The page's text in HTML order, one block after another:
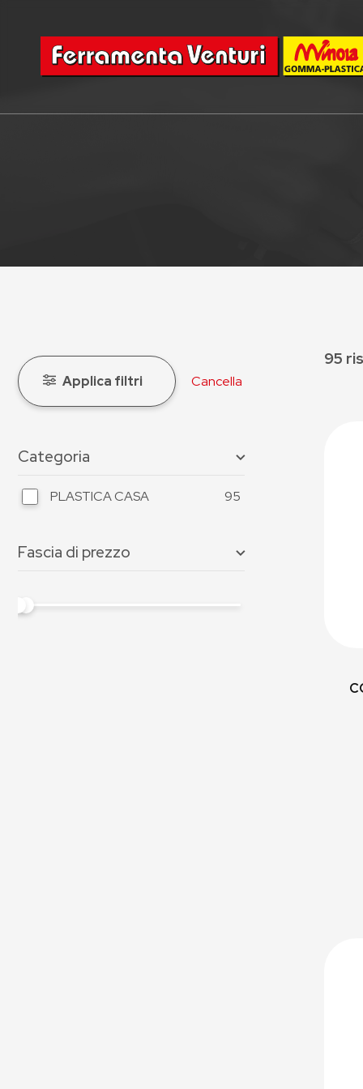
Applica filtri Cancella
Categoria
PLASTICA CASA 95
Fascia di prezzo
95